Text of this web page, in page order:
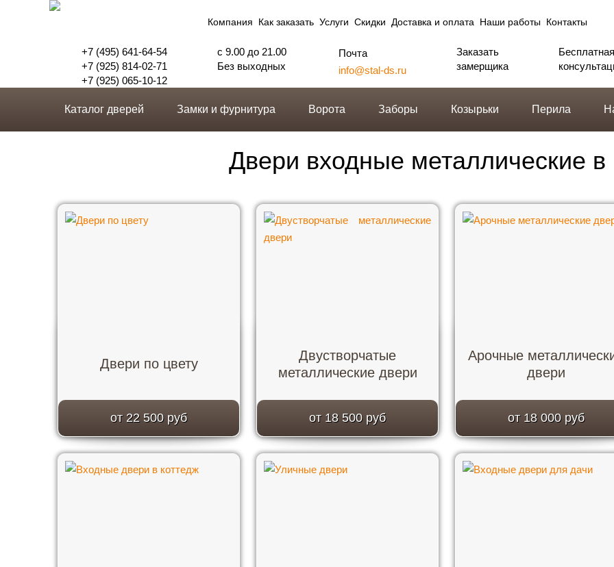
Компания Как заказать Услуги Скидки Доставка и оплата Наши работы Контакты
+7 (495) 641-64-54
+7 (925) 814-02-71
+7 (925) 065-10-12
с 9.00 до 21.00
Без выходных
Почта
info@stal-ds.ru
Заказать
замерщика
Бесплатная
Каталог дверей Замки и фурнитура Ворота Заборы Козырьки Перила
Двери входные металлические в
Двери по цвету
от 22 500 руб
Двустворчатые
металлические двери
от 18 500 руб
Арочные
двери
от 18 000 руб